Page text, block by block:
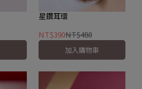
星鑽耳環
NT$390NT$480
加入購物車